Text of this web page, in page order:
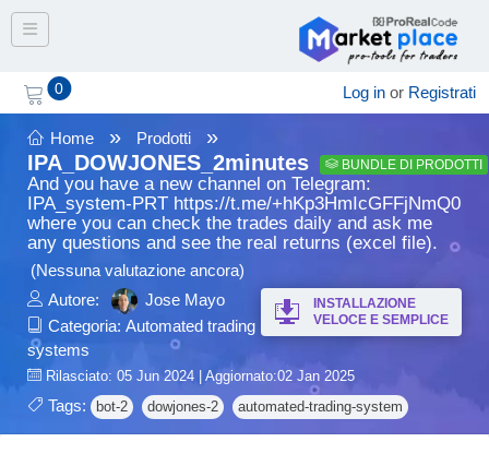
Toggle navigation
0 Log in or Registrati
Home » Prodotti
»
IPA_DOWJONES_2minutes
BUNDLE DI PRODOTTI
And you have a new channel on Telegram:
IPA_system-PRT https://t.me/+hKp3HmIcGFFjNmQ0
where you can check the trades daily and ask me
any questions and see the real returns (excel file).
(Nessuna valutazione ancora)
Autore:
Jose Mayo
INSTALLAZIONE
VELOCE E SEMPLICE
Categoria: Automated trading
systems
Rilasciato: 05 Jun 2024 | Aggiornato:02 Jan 2025
Tags: bot-2 dowjones-2 automated-trading-system